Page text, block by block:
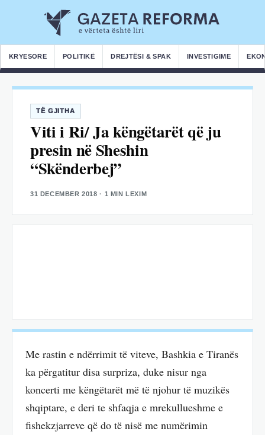
KRYESORE POLITIKË DREJTËSI & SPAK INVESTIGIME
TË GJITHA
Viti i Ri/ Ja këngëtarët që ju
presin në Sheshin
“Skënderbej”
31 DECEMBER 2018 · 1 MIN LEXIM
Me rastin e ndërrimit të viteve, Bashkia e Tiranës
ka përgatitur disa surpriza, duke nisur nga
koncerti me këngëtarët më të njohur të muzikës
shqiptare, e deri te shfaqja e mrekullueshme e
fishekzjarreve që do të nisë me numërimin